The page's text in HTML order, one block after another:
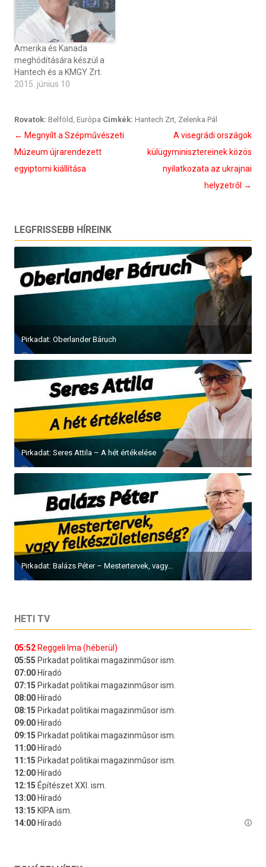
Amerika és Kanada
meghódítására készül a
Hantech és a KMGY Zrt.
2015. június 10
Rovatok: Belföld, Európa Cimkék: Hantech Zrt, Zelenka Pál
Bejegyzés
navigáció
← Megnyílt a Szépművészeti
Múzeum újrarendezett
egyiptomi kiállítása
A visegrádi országok
külügyminisztereinek közös
nyilatkozata az ukrajnai
helyzetről →
LEGFRISSEBB HÍREINK
Pirkadat: Oberlander Báruch
Pirkadat: Seres Attila – A hét értékelése
Pirkadat: Balázs Péter – Mestertervek, vagy...
HETI TV